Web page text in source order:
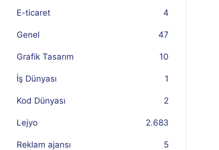
E-ticaret 4
Genel 47
Grafik Tasarım 10
İş Dünyası 1
Kod Dünyası 2
Lejyo 2.683
Reklam ajansı 5